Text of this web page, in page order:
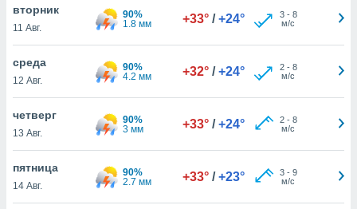
нашей
cookie
в
ВЫ
вторник
11 Авг.
90%
1.8 мм
+33° / +24° 3- 8
м/с
среда
12 Авг.
90%
4.2 мм
+32° / +24° 2- 8
м/с
четверг
13 Авг.
90%
3 мм
+33° / +24° 2- 8
м/с
пятница
14 Авг.
90%
2.7 мм
+33° / +23° 3- 9
м/с